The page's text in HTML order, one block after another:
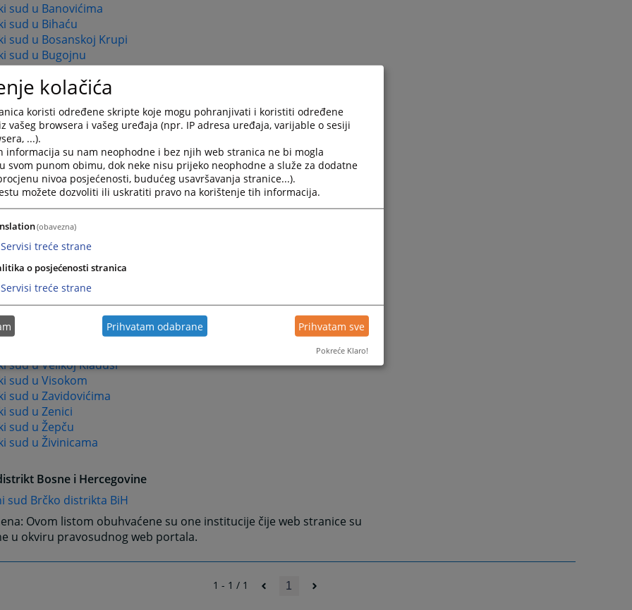
sud u Banovićima
sud u Bihaću
sud u Bosanskoj Krupi
sud u Bugojnu
sud u Cazinu
sud u Čapljini
sud u Goraždu
sud u Gračanici
sud u Gradačcu
sud u Kaknju
sud u Kalesiji
sud u Kiseljaku
sud u Konjicu
sud u Livnu
sud u Lukavcu
sud u Ljubuškom
sud u Mostaru
sud u Orašju
sud u Sanskom Mostu
sud u Širokom Brijegu
sud u Tešnju
sud u Travniku
sud u Velikoj Kladuši
sud u Visokom
sud u Zavidovićima
sud u Zenici
sud u Žepču
sud u Živinicama
Bosne i Hercegovine
sud Brčko distrikta BiH
Ovom listom obuhvaćene su one institucije čije web stranice su
u okviru pravosudnog web portala.
1 - 1 / 1 1
kolačića
koristi određene skripte koje mogu pohranjivati i koristiti određene
vašeg browsera i vašeg uređaja (npr. IP adresa uređaja, varijable o sesiji
...).
informacija su nam neophodne i bez njih web stranica ne bi mogla
svom punom obimu, dok neke nisu prijeko neophodne a služe za dodatne
nivoa posjećenosti, budućeg usavršavanja stranice...).
možete dozvoliti ili uskratiti pravo na korištenje tih informacija.
(obavezna)
Servisi treće strane
o posjećenosti stranica
Servisi treće strane
Prihvatam odabrane Prihvatam sve
Pokreće Klaro!